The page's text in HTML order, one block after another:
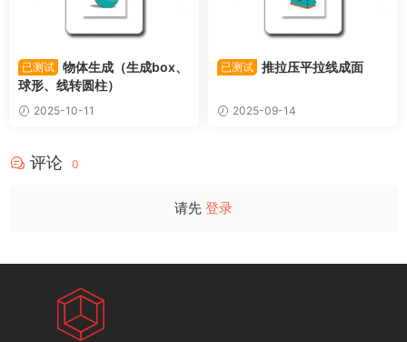
已测试 物体生成（生成box、
球形、线转圆柱）
2025-10-11
已测试 推拉压平拉线成面
2025-09-14
评论 0
请先 登录